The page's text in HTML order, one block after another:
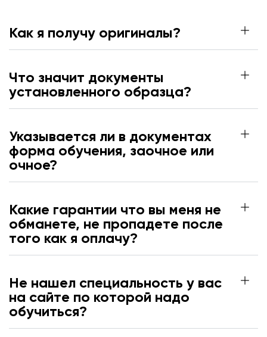
Как я получу оригиналы?
Что значит документы
установленного образца?
Указывается ли в документах
форма обучения, заочное или
очное?
Какие гарантии что вы меня не
обманете, не пропадете после
того как я оплачу?
Не нашел специальность у вас
на сайте по которой надо
обучиться?